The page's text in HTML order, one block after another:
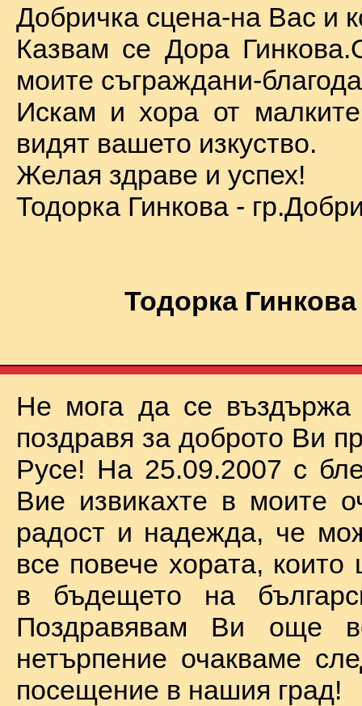
Добричка сцена-на Вас и
Казвам се Дора
моите съграждани-
Искам и хора от
видят вашето изкуство.
Желая здраве и успех!
Тодорка Гинкова -
Тодорка
Не мога да се
поздравя за доброто Ви
Русе! На 25.09.2007 с
Вие извикахте в моите
радост и надежда, че
все повече хората, които
в бъдещето на
Поздравявам Ви още
нетърпение очакваме
посещение в нашия град!